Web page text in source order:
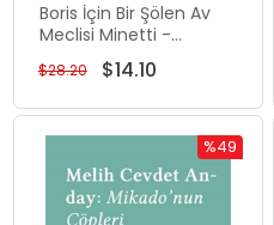
Boris İçin Bir Şölen Av
Meclisi Minetti -
Oyunlar 1 - Sanatçının
Yaşlı Bir Adam Olarak
$14.10
$28.20
%49
İndirim
%49İndirim